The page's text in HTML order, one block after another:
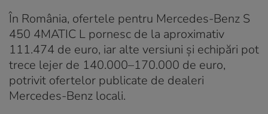
În România, ofertele pentru Mercedes-Benz S
450 4MATIC L pornesc de la aproximativ
111.474 de euro, iar alte versiuni și echipări pot
trece lejer de 140.000–170.000 de euro,
potrivit ofertelor publicate de dealeri
Mercedes-Benz locali.